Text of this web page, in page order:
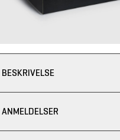
BESKRIVELSE
ANMELDELSER